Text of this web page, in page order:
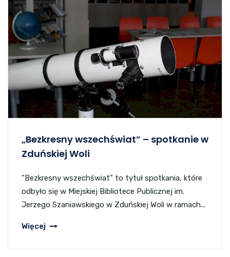
„Bezkresny wszechświat” – spotkanie w
Zduńskiej Woli
"Bezkresny wszechświat" to tytuł spotkania, które
odbyło się w Miejskiej Bibliotece Publicznej im.
Jerzego Szaniawskiego w Zduńskiej Woli w ramach...
Więcej